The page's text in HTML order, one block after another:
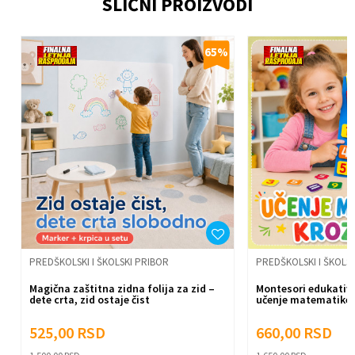
Poruka
Anti-spam zaštita - izračunajte koliko je 2 + 3 :
Pošalji
65%
PREDŠKOLSKI I ŠKOLSKI PRIBOR
Magična zaštitna zidna folija za zid –
dete crta, zid ostaje čist
525,00 RSD
PREDŠKOLSKI I
Montesori
učenje matematike
660,00 RSD